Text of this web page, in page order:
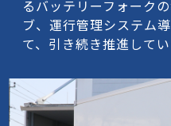
るバッテリーフォーク
ブ、運行管理システム
て、引き続き推進してい